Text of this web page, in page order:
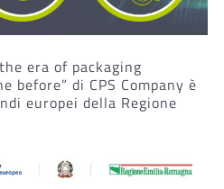
era of packaging
before” di CPS Company è
europei della Regione